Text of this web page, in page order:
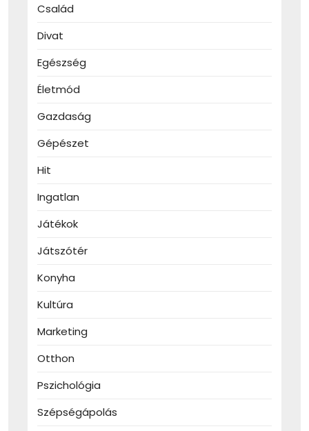
Család
Divat
Egészség
Életmód
Gazdaság
Gépészet
Hit
Ingatlan
Játékok
Játszótér
Konyha
Kultúra
Marketing
Otthon
Pszichológia
Szépségápolás